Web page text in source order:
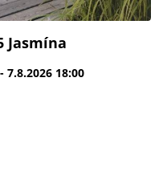
Jasmína
7.8.2026 18:00